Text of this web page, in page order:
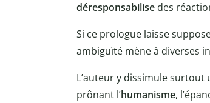
déresponsabilisedes
Si ce prologue laisse
ambiguïté mène à diverses
L’auteur y dissimule
prônant l’humanisme,